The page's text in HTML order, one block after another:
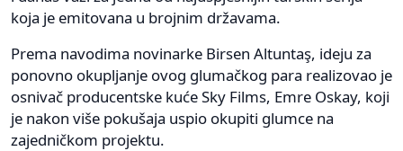
koja je emitovana u brojnim državama.
Prema navodima novinarke Birsen Altuntaş, ideju za
ponovno okupljanje ovog glumačkog para realizovao je
osnivač producentske kuće Sky Films, Emre Oskay, koji
je nakon više pokušaja uspio okupiti glumce na
zajedničkom projektu.